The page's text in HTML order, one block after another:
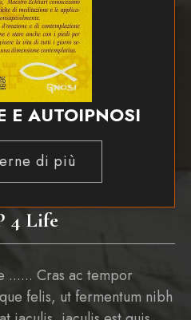
4 Life
...... Cras ac tempor
felis, ut fermentum nibh
E AUTOIPNOSI
di più